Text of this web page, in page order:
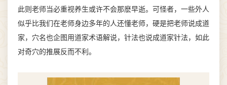
此则老师当必重视养生或许不会那麽早逝。可怪者，一些外人
似乎比我们在老师身边多年的人还懂老师，硬是把老师说成道
家，穴名也企图用道家术语解说，针法也说成道家针法，如此
对奇穴的推展反而不利。